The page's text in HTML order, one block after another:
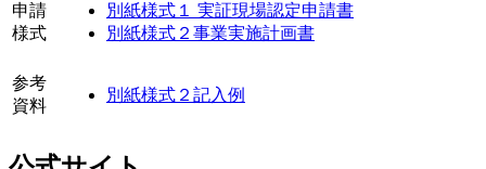
申請
様式
別紙様式１ 実証現場認定申請書
別紙様式２事業実施計画書
参考
資料
別紙様式２記入例